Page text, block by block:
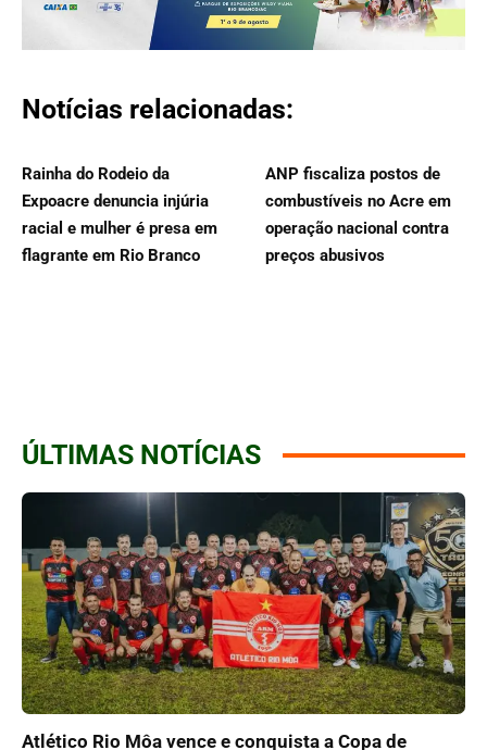
Notícias relacionadas:
Rainha do Rodeio da
Expoacre denuncia injúria
racial e mulher é presa em
flagrante em Rio Branco
ANP fiscaliza postos de
combustíveis no Acre em
operação nacional contra
preços abusivos
ÚLTIMAS NOTÍCIAS
Atlético Rio Môa vence e conquista a Copa de